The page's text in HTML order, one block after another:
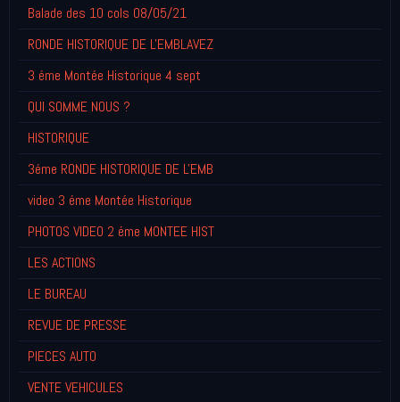
Balade des 10 cols 08/05/21
RONDE HISTORIQUE DE L'EMBLAVEZ
3 éme Montée Historique 4 sept
QUI SOMME NOUS ?
HISTORIQUE
3éme RONDE HISTORIQUE DE L'EMB
video 3 éme Montée Historique
PHOTOS VIDEO 2 éme MONTEE HIST
LES ACTIONS
LE BUREAU
REVUE DE PRESSE
PIECES AUTO
VENTE VEHICULES